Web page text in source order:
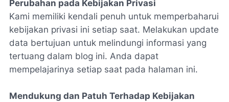
Perubahan pada Kebijakan Privasi
Kami memiliki kendali penuh untuk memperbaharui
kebijakan privasi ini setiap saat. Melakukan update
data bertujuan untuk melindungi informasi yang
tertuang dalam blog ini. Anda dapat
mempelajarinya setiap saat pada halaman ini.
Mendukung dan Patuh Terhadap Kebijakan